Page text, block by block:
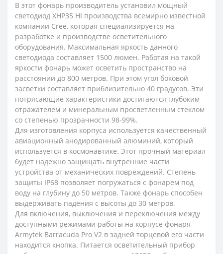
В этот фонарь производитель установил мощный
светодиод XHP35 HI производства всемирно известной
компании Cree, которая специализируется на
разработке и производстве осветительного
оборудования. Максимальная яркость данного
светодиода составляет 1500 люмен. Работая на такой
яркости фонарь может осветить пространство на
расстоянии до 800 метров. При этом угол боковой
засветки составляет приблизительно 40 градусов. Эти
потрясающие характеристики достигаются глубоким
отражателем и минеральным просветленным стеклом
со степенью прозрачности 98-99%.
Для изготовления корпуса используется качественный
авиационный анодированный алюминий, который
используется в космонавтике. Этот прочный материал
будет надежно защищать внутренние части
устройства от механических повреждений. Степень
защиты IP68 позволяет погружаться с фонарем под
воду на глубину до 50 метров. Также фонарь способен
выдерживать падения с высоты до 30 метров.
Для включения, выключения и переключения между
доступными режимами работы на корпусе фонаря
Armytek Barracuda Pro V2 в задней торцевой его части
находится кнопка. Питается осветительный прибор